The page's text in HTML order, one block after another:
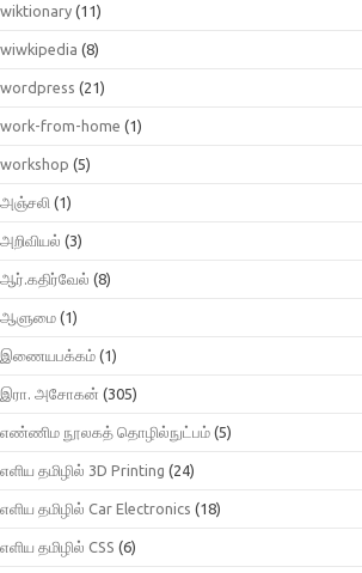
wiktionary (11)
wiwkipedia (8)
wordpress (21)
work-from-home (1)
workshop (5)
அஞ்சலி (1)
அறிவியல் (3)
ஆர்.கதிர்வேல் (8)
ஆளுமை (1)
இணையபக்கம் (1)
இரா. அசோகன் (305)
எண்ணிம நூலகத் தொழில்நுட்பம் (5)
எளிய தமிழில் 3D Printing (24)
எளிய தமிழில் Car Electronics (18)
எளிய தமிழில் CSS (6)